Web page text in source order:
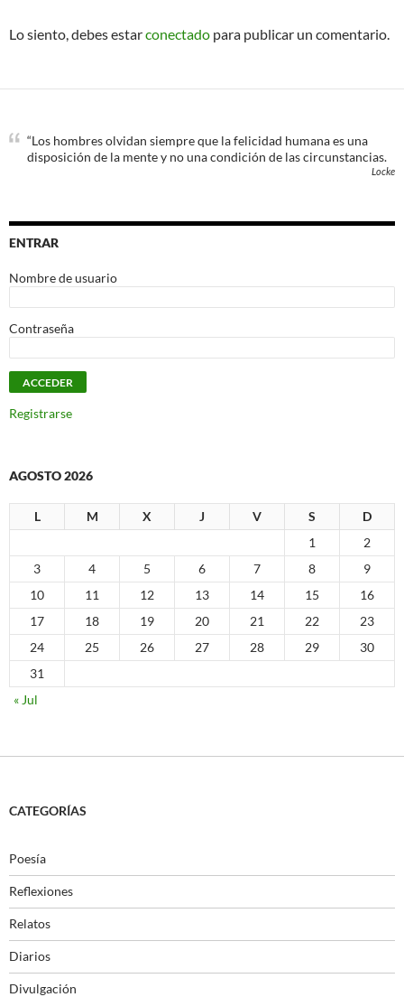
Lo siento, debes estarconectado para publicar un comentario.
“Los hombres olvidan siempre que la felicidad humana es una
disposición de la mente y no una condición de las circunstancias.
Locke
ENTRAR
Nombre de usuario
Contraseña
Registrarse
AGOSTO 2026
L M X J V S
D
1
2
3
4 5 6 7 8
9
10
11 12 13 14 15
16
17
18 19 20 21 22
23
24
25 26 27 28 29
30
31
« Jul
CATEGORÍAS
Poesía
Reflexiones
Relatos
Diarios
Divulgación